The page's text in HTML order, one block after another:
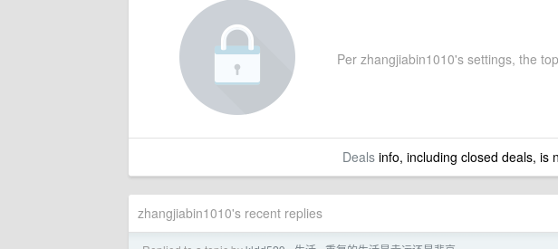
Per zhangjiabin1010's settings, the
Dealsinfo, including closed deals, is
zhangjiabin1010's recent replies